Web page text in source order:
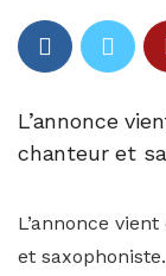
L’annonce
chanteur et
L’annonce
et